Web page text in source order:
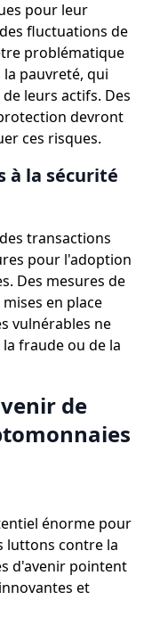
pour leur
fluctuations de
problématique
pauvreté, qui
leurs actifs. Des
devront
ces risques.
à la sécurité
transactions
pour l'adoption
Des mesures de
en place
vulnérables ne
fraude ou de la
de
énorme pour
luttons contre la
d'avenir pointent
et